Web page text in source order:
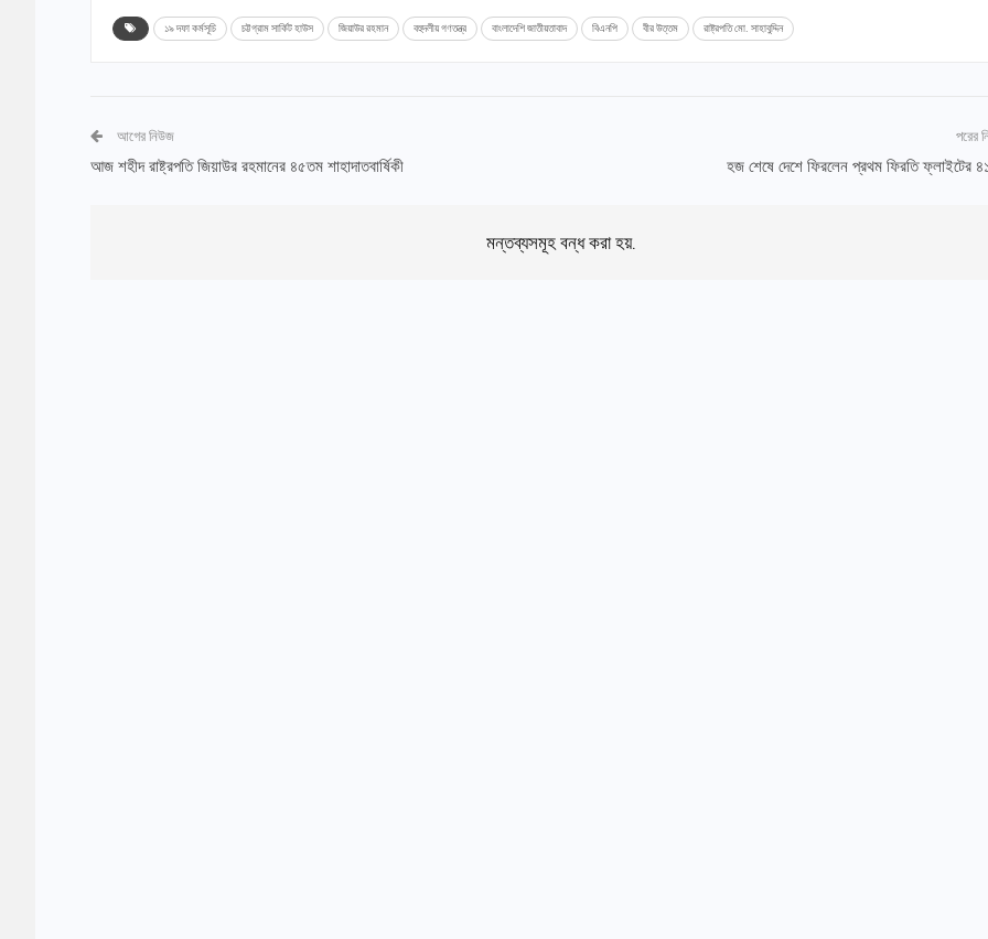
১৯ দফা কর্মসূচি চট্টগ্রাম সার্কিট হাউস জিয়াউর রহমান বহুদলীয় গণতন্ত্র বাংলাদেশি জাতীয়তাবাদ ‍বিএনপি বীর উত্তম রাষ্ট্রপতি মো. সাহাবুদ্দিন
আগের নিউজ
আজ শহীদ রাষ্ট্রপতি জিয়াউর রহমানের ৪৫তম শাহাদাতবার্ষিকী
পরের
হজ শেষে দেশে ফিরলেন প্রথম ফিরতি ফ্লাইটের
মন্তব্যসমূহ বন্ধ করা হয়.